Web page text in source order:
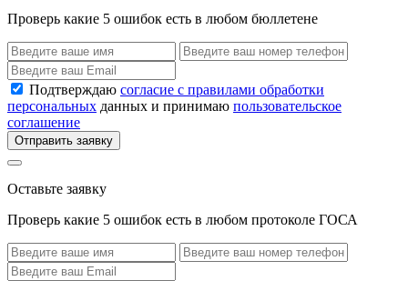
Проверь какие 5 ошибок есть в любом бюллетене
Подтверждаю согласие с правилами обработки
персональных данных и принимаю пользовательское
соглашение
Отправить заявку
Оставьте заявку
Проверь какие 5 ошибок есть в любом протоколе ГОСА